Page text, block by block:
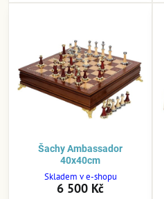
Šachy Ambassador
40x40cm
Skladem v e-shopu
6 500 Kč